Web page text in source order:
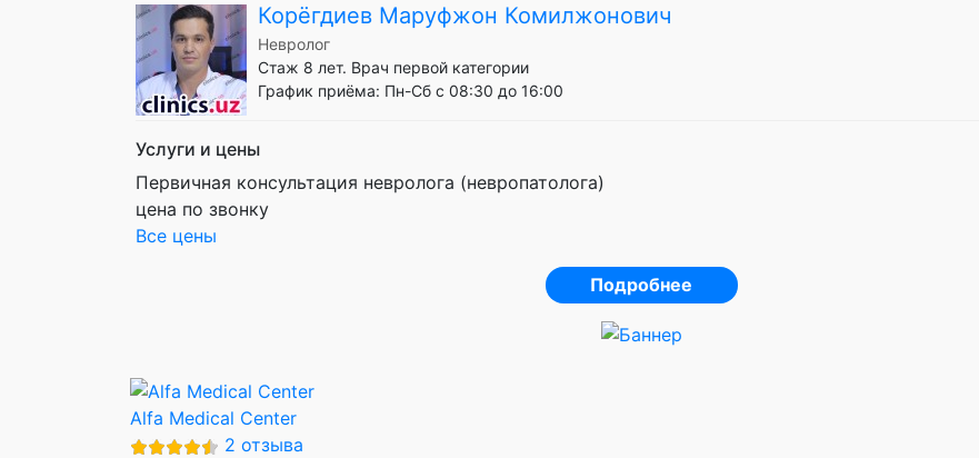
Корёгдиев Маруфжон Комилжонович
Невролог
Стаж 8 лет. Врач первой категории
График приёма: Пн-Сб с 08:30 до 16:00
Услуги и цены
Первичная консультация невролога (невропатолога)
цена по звонку
Все цены
Подробнее
Alfa Medical Center
2 отзыва